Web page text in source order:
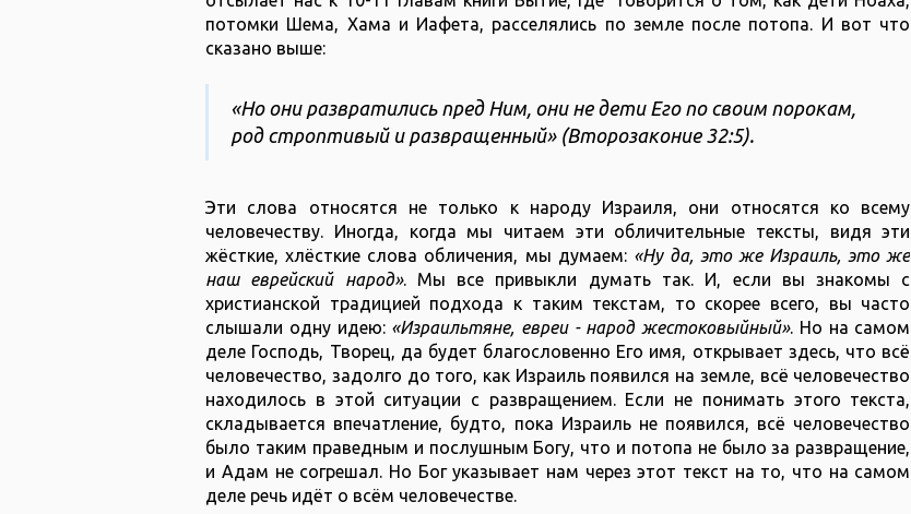
потомки Шема, Хама и Иафета, расселялись по земле после потопа. И вот что
сказано выше:
«Но они развратились пред Ним, они не дети Его по своим порокам,
род строптивый и развращенный» (Второзаконие 32:5).
Эти слова относятся не только к народу Израиля, они относятся ко всему
человечеству. Иногда, когда мы читаем эти обличительные тексты, видя эти
жёсткие, хлёсткие слова обличения, мы думаем: «Ну да, это же Израиль, это же
наш еврейский народ». Мы все привыкли думать так. И, если вы знакомы с
христианской традицией подхода к таким текстам, то скорее всего, вы часто
слышали одну идею: «Израильтяне, евреи - народ жестоковыйный». Но на самом
деле Господь, Творец, да будет благословенно Его имя, открывает здесь, что всё
человечество, задолго до того, как Израиль появился на земле, всё человечество
находилось в этой ситуации с развращением. Если не понимать этого текста,
складывается впечатление, будто, пока Израиль не появился, всё человечество
было таким праведным и послушным Богу, что и потопа не было за развращение,
и Адам не согрешал. Но Бог указывает нам через этот текст на то, что на самом
деле речь идёт о всём человечестве.